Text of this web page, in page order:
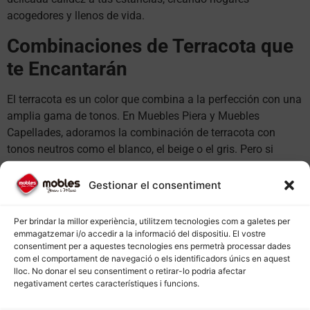
Gestionar el consentiment
Per brindar la millor experiència, utilitzem tecnologies com a galetes per
emmagatzemar i/o accedir a la informació del dispositiu. El vostre
consentiment per a aquestes tecnologies ens permetrà processar dades
com el comportament de navegació o els identificadors únics en aquest
lloc. No donar el seu consentiment o retirar-lo podria afectar
negativament certes característiques i funcions.
acogedores y llenos de vida.
Combinaciones de Terracota que
te Encantarán
El terracota es un color que combina a la perfección con una
amplia gama de tonos. En Muebles Piera y Muebles
Capellades, adoramos la combinación de terracota con
tonos neutros como el blanco, el beige o el gris. Pero si
buscas un contraste más llamativo, puedes optar por
combinarlo con colores como el azul petróleo o el verde
musgo. Y si lo que deseas es un ambiente 100% otoñal,
nada mejor que unir el terracota con tonos ocres y marrones.
Elige el Mueble Terracota
Perfecto para ti